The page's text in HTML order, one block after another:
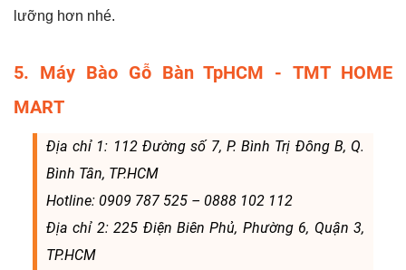
lưỡng hơn nhé.
5. Máy Bào Gỗ Bàn TpHCM - TMT HOME
MART
Địa chỉ 1: 112 Đường số 7, P. Bình Trị Đông B, Q.
Bình Tân, TP.HCM
Hotline: 0909 787 525 – 0888 102 112
Địa chỉ 2: 225 Điện Biên Phủ, Phường 6, Quận 3,
TP.HCM